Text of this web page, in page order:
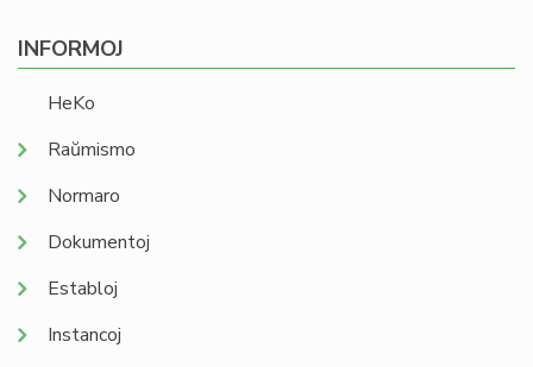
INFORMOJ
HeKo
Raŭmismo
Normaro
Dokumentoj
Establoj
Instancoj